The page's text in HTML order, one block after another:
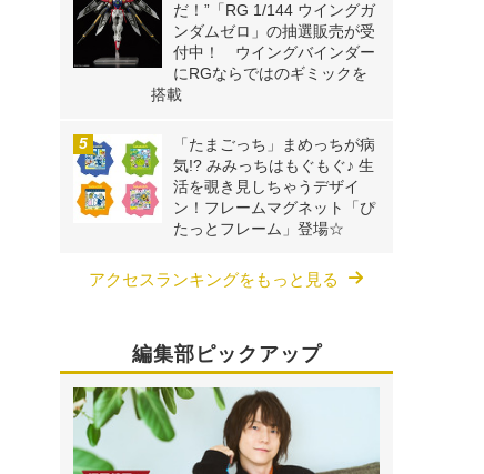
だ！”「RG 1/144 ウイングガ
ンダムゼロ」の抽選販売が受
付中！ ウイングバインダー
にRGならではのギミックを
搭載
「たまごっち」まめっちが病
気!? みみっちはもぐもぐ♪ 生
活を覗き見しちゃうデザイ
ン！フレームマグネット「ぴ
たっとフレーム」登場☆
アクセスランキングをもっと見る
編集部ピックアップ